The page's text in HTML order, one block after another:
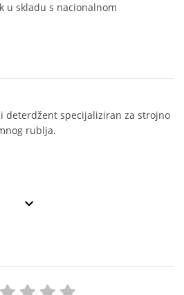
u skladu s nacionalnom
deterdžent specijaliziran za strojno
rublja.